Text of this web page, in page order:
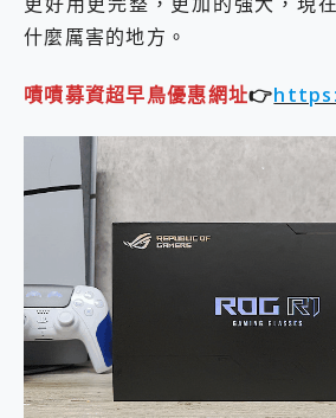
全新 SONY Xperia 1 VI 開箱! 相機實測! 長焦覆蓋更遠更清晰、2日長續航、頂尖影音娛樂效能~
MSI Claw 掌機專屬配件包 來囉 完美保護 MSI Claw A1M-026TW 電競掌機
多個願望一次滿足 超強散熱 微星 MSI Claw A1M-026TW 電競掌機 開箱 評測
Motorola edge 70 pro 及 moto g37 power上市，登錄在送飛利浦氣炸鍋
什麼厲害的地方。
嘖嘖募資超早鳥優惠網址👉